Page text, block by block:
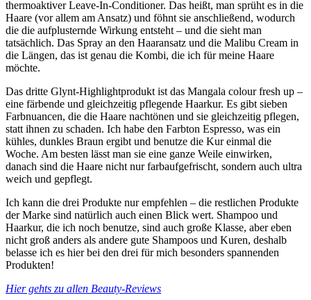
thermoaktiver Leave-In-Conditioner. Das heißt, man sprüht es in die
Haare (vor allem am Ansatz) und föhnt sie anschließend, wodurch
die die aufplusternde Wirkung entsteht – und die sieht man
tatsächlich. Das Spray an den Haaransatz und die Malibu Cream in
die Längen, das ist genau die Kombi, die ich für meine Haare
möchte.
Das dritte Glynt-Highlightprodukt ist das Mangala colour fresh up –
eine färbende und gleichzeitig pflegende Haarkur. Es gibt sieben
Farbnuancen, die die Haare nachtönen und sie gleichzeitig pflegen,
statt ihnen zu schaden. Ich habe den Farbton Espresso, was ein
kühles, dunkles Braun ergibt und benutze die Kur einmal die
Woche. Am besten lässt man sie eine ganze Weile einwirken,
danach sind die Haare nicht nur farbaufgefrischt, sondern auch ultra
weich und gepflegt.
Ich kann die drei Produkte nur empfehlen – die restlichen Produkte
der Marke sind natürlich auch einen Blick wert. Shampoo und
Haarkur, die ich noch benutze, sind auch große Klasse, aber eben
nicht groß anders als andere gute Shampoos und Kuren, deshalb
belasse ich es hier bei den drei für mich besonders spannenden
Produkten!
Hier gehts zu allen Beauty-Reviews